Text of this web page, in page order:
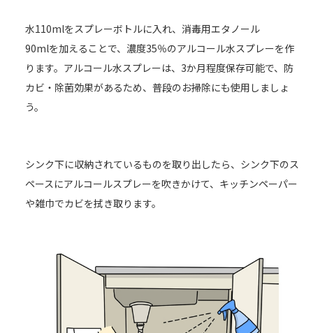
水110mlをスプレーボトルに入れ、消毒用エタノール
90mlを加えることで、濃度35％のアルコール水スプレーを作
ります。アルコール水スプレーは、3か月程度保存可能で、防
カビ・除菌効果があるため、普段のお掃除にも使用しましょ
う。
シンク下に収納されているものを取り出したら、シンク下のス
ペースにアルコールスプレーを吹きかけて、キッチンペーパー
や雑巾でカビを拭き取ります。